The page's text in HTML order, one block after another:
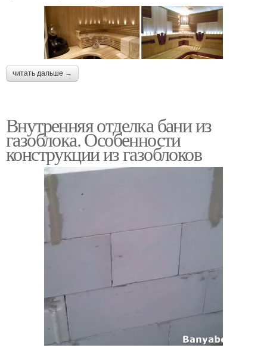
читать дальше →
Внутренняя отделка бани из
газоблока. Особенности
конструкции из газоблоков